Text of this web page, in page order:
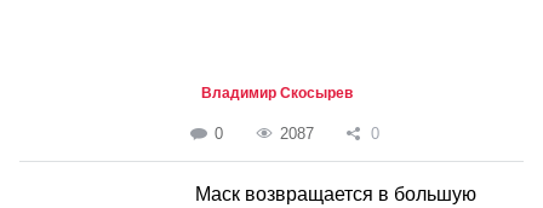
Владимир Скосырев
0 2087 0
Маск возвращается в большую